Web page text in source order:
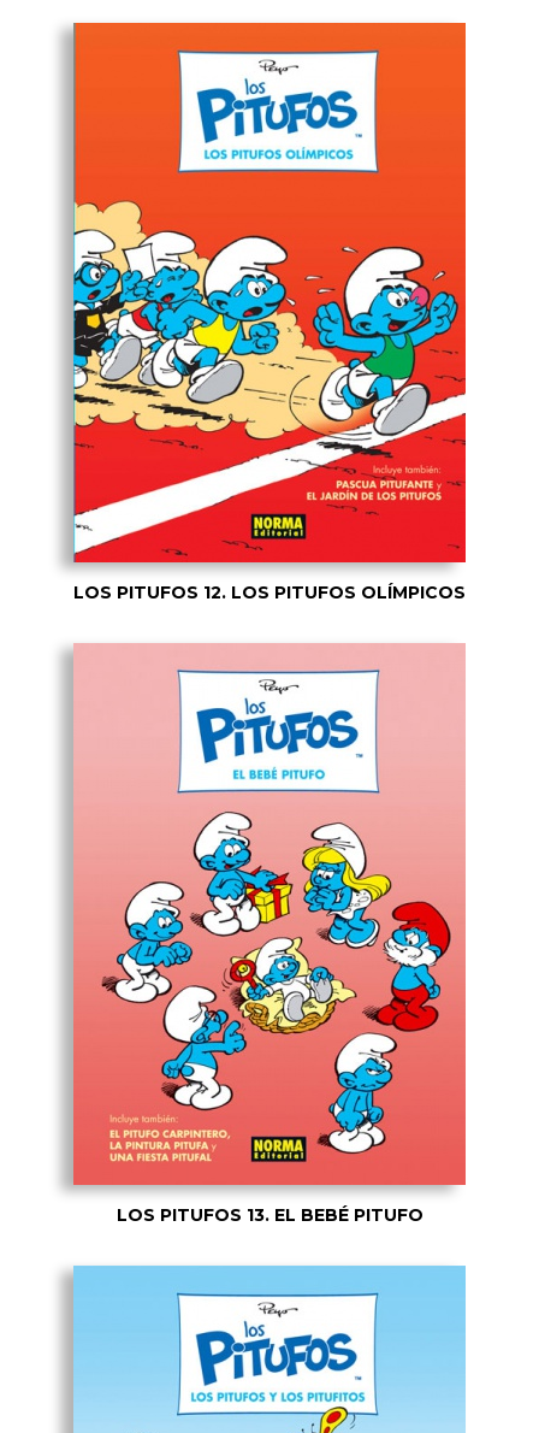
LOS PITUFOS 12. LOS PITUFOS OLÍMPICOS
LOS PITUFOS 13. EL BEBÉ PITUFO